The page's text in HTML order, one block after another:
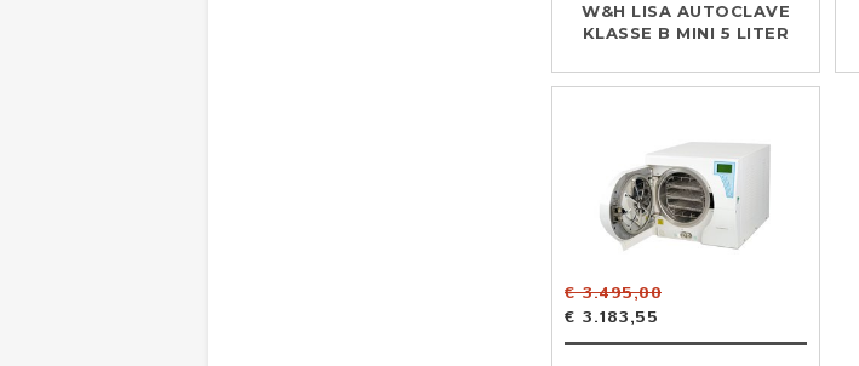
W&H LISA AUTOCLAVE
KLASSE B MINI 5 LITER
€ 3.495,00
€ 3.183,55